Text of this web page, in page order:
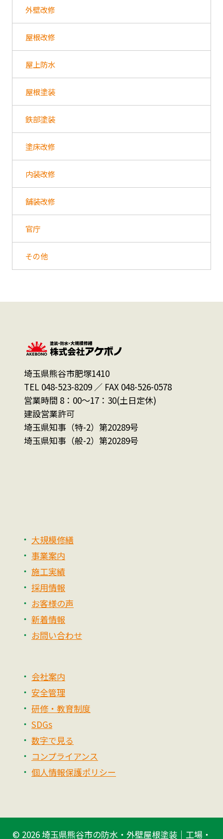
外壁改修
屋根改修
屋上防水
屋根塗装
鉄部塗装
塗床改修
内装改修
舗装改修
官庁
その他
埼玉県熊谷市肥塚1410
TEL 048-523-8209 ／ FAX 048-526-0578
営業時間 8：00～17：30(土日定休)
建設営業許可
埼玉県知事（特-2）第20289号
埼玉県知事（般-2）第20289号
大規模修繕
事業案内
施工実績
採用情報
お客様の声
新着情報
お問い合わせ
会社案内
安全管理
研修・教育制度
SDGs
数字で見る
コンプライアンス
個人情報保護ポリシー
© 2026埼玉県熊谷市の防水・外壁屋根塗装｜工場・